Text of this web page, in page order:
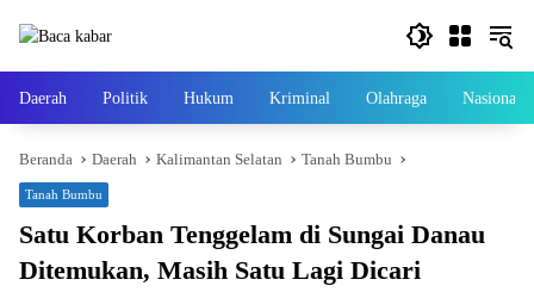
Daerah Politik Hukum Kriminal Olahraga Nasional
Beranda Daerah Kalimantan Selatan Tanah Bumbu
Tanah Bumbu
Satu Korban Tenggelam di Sungai Danau
Ditemukan, Masih Satu Lagi Dicari